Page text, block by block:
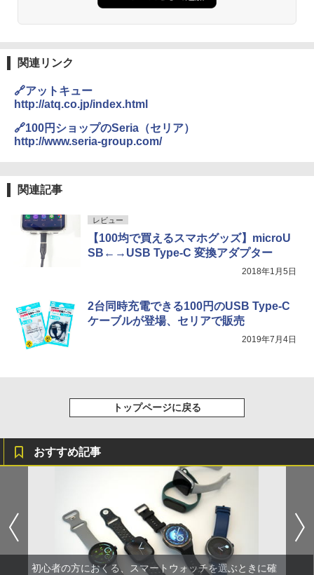
関連リンク
🔗アットキュー
http://atq.co.jp/index.html
🔗100円ショップのSeria（セリア）
http://www.seria-group.com/
関連記事
レビュー
【100均で買えるスマホグッズ】microU
SB←→USB Type-C 変換アダプター
2018年1月5日
2台同時充電できる100円のUSB Type-C
ケーブルが登場、セリアで販売
2019年7月4日
トップページに戻る
おすすめ記事
初心者の方におくる、スマートウォッチを選ぶときに確